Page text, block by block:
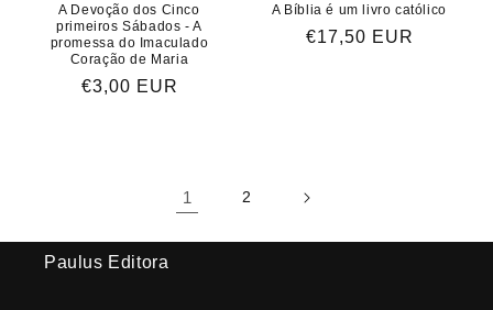
A Devoção dos Cinco
primeiros Sábados - A
promessa do Imaculado
Coração de Maria
Preço
€3,00 EUR
A Bíblia é um livro católico
Preço
€17,50 EUR
1 2
Paulus Editora